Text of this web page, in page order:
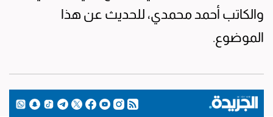
والكاتب أحمد محمدي، للحديث عن هذا
الموضوع.